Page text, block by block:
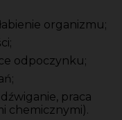
organizmu;
odpoczynku;
praca
chemicznymi).